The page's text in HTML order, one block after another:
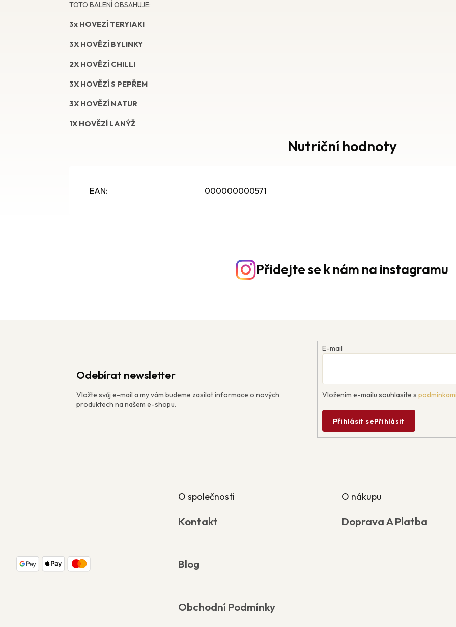
TOTO BALENÍ OBSAHUJE:
3x HOVEZÍ TERYIAKI
3X HOVĚZÍ BYLINKY
2X HOVĚZÍ CHILLI
3X HOVĚZÍ S PEPŘEM
3X HOVĚZÍ NATUR
1X HOVĚZÍ LANÝŽ
Nutriční hodnoty
EAN: 000000000571
Přidejte se k nám na instagramu
Odebírat newsletter
Vložte svůj e-mail a my vám budeme zasílat informace o nových
produktech na našem e-shopu.
E-mail
Vložením e-mailu souhlasíte s
Přihlásit sePřihlásit
O společnosti
Kontakt
Blog
Obchodní Podmínky
O nákupu
Doprava A Platba